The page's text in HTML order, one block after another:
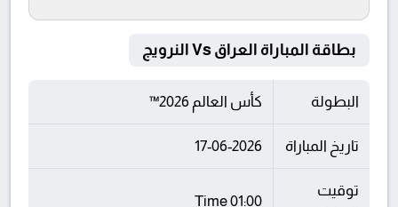
بطاقة المباراة العراق Vs النرويج
البطولة كأس العالم 2026™
تاريخ المباراة 17-06-2026
توقيت
01:00 Time